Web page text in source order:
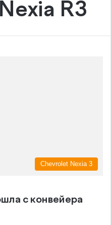
R3
Chevrolet Nexia 3
с конвейера